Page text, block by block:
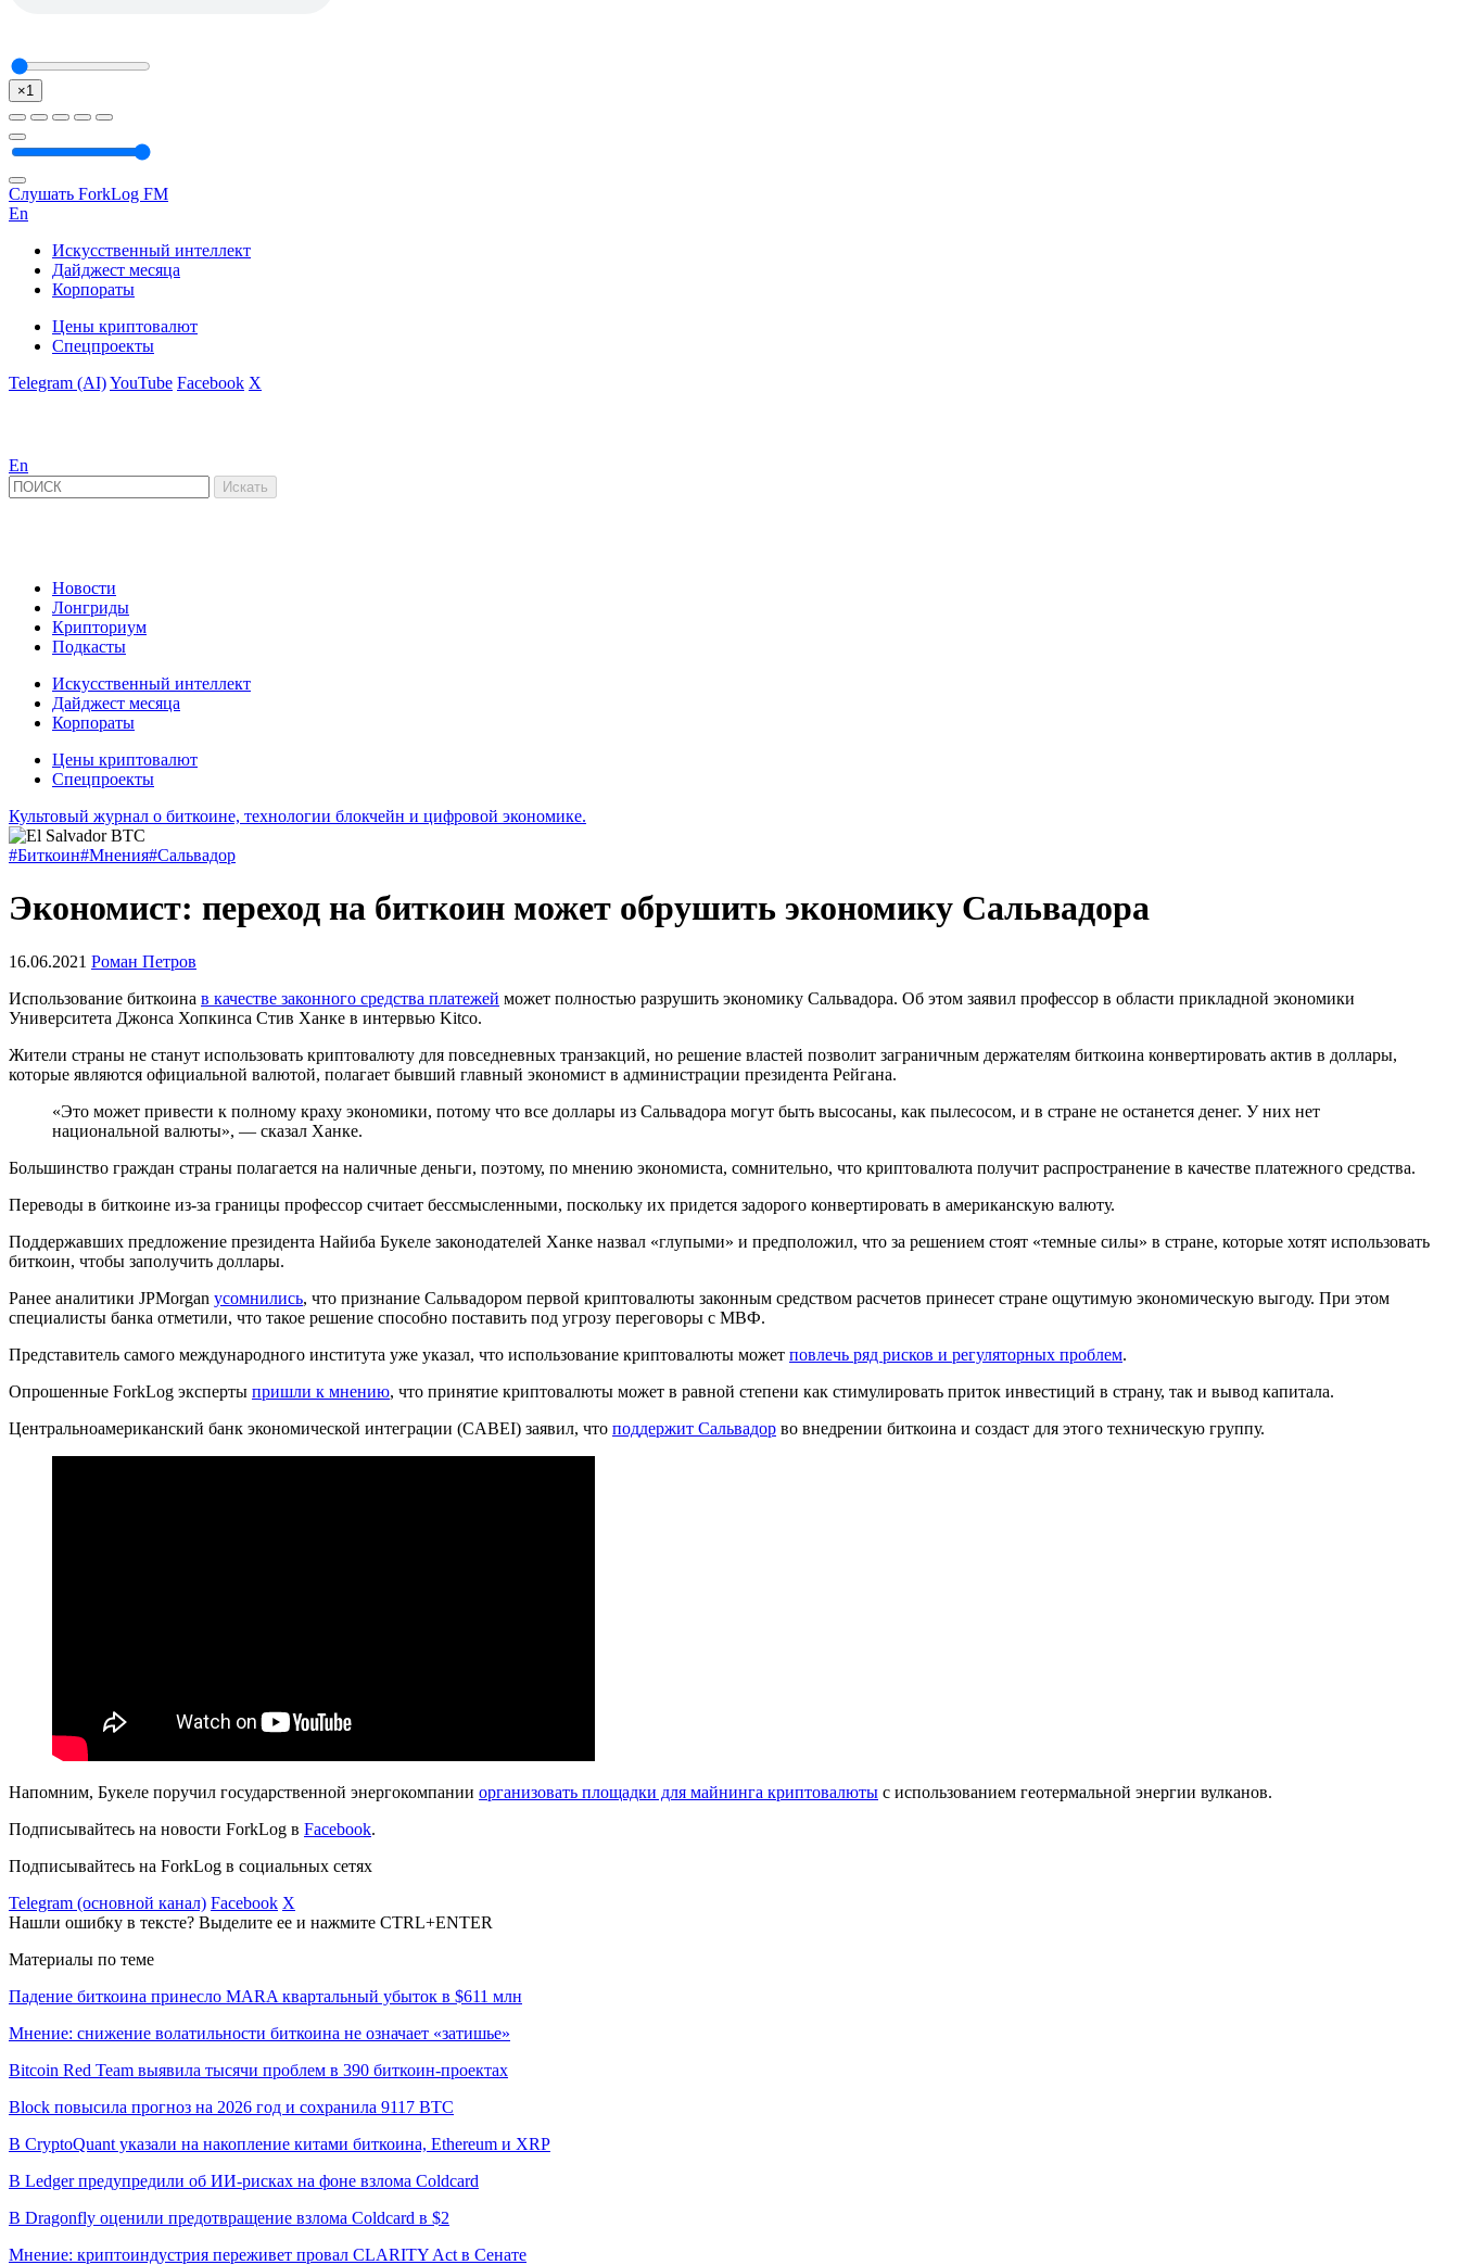
×1
Слушать ForkLog FM
En
Искусственный интеллект
Дайджест месяца
Корпораты
Цены криптовалют
Спецпроекты
Telegram (AI)YouTube Facebook X
En
Новости
Лонгриды
Крипториум
Подкасты
Искусственный интеллект
Дайджест месяца
Корпораты
Цены криптовалют
Спецпроекты
Культовый журнал о биткоине, технологии блокчейн и цифровой экономике.
#Биткоин#Мнения#Сальвадор
Экономист: переход на биткоин может обрушить экономику Сальвадора
16.06.2021 Роман Петров
Использование биткоина в качестве законного средства платежей может полностью разрушить экономику Сальвадора. Об этом заявил профессор в области прикладной экономики
Университета Джонса Хопкинса Стив Ханке в интервью Kitco.
Жители страны не станут использовать криптовалюту для повседневных транзакций, но решение властей позволит заграничным держателям биткоина конвертировать актив в доллары,
которые являются официальной валютой, полагает бывший главный экономист в администрации президента Рейгана.
«Это может привести к полному краху экономики, потому что все доллары из Сальвадора могут быть высосаны, как пылесосом, и в стране не останется денег. У них нет
национальной валюты», — сказал Ханке.
Большинство граждан страны полагается на наличные деньги, поэтому, по мнению экономиста, сомнительно, что криптовалюта получит распространение в качестве платежного средства.
Переводы в биткоине из-за границы профессор считает бессмысленными, поскольку их придется задорого конвертировать в американскую валюту.
Поддержавших предложение президента Найиба Букеле законодателей Ханке назвал «глупыми» и предположил, что за решением стоят «темные силы» в стране, которые хотят использовать
биткоин, чтобы заполучить доллары.
Ранее аналитики JPMorgan усомнились, что признание Сальвадором первой криптовалюты законным средством расчетов принесет стране ощутимую экономическую выгоду. При этом
специалисты банка отметили, что такое решение способно поставить под угрозу переговоры с МВФ.
Представитель самого международного института уже указал, что использование криптовалюты может повлечь ряд рисков и регуляторных проблем.
Опрошенные ForkLog эксперты пришли к мнению, что принятие криптовалюты может в равной степени как стимулировать приток инвестиций в страну, так и вывод капитала.
Центральноамериканский банк экономической интеграции (CABEI) заявил, что поддержит Сальвадор во внедрении биткоина и создаст для этого техническую группу.
Напомним, Букеле поручил государственной энергокомпании организовать площадки для майнинга криптовалюты с использованием геотермальной энергии вулканов.
Подписывайтесь на новости ForkLog в Facebook.
Подписывайтесь на ForkLog в социальных сетях
Telegram (основной канал) Facebook X
Нашли ошибку в тексте? Выделите ее и нажмите CTRL+ENTER
Материалы по теме
Падение биткоина принесло MARA квартальный убыток в $611 млн
Мнение: снижение волатильности биткоина не означает «затишье»
Bitcoin Red Team выявила тысячи проблем в 390 биткоин-проектах
Block повысила прогноз на 2026 год и сохранила 9117 BTC
В CryptoQuant указали на накопление китами биткоина, Ethereum и XRP
В Ledger предупредили об ИИ-рисках на фоне взлома Coldcard
В Dragonfly оценили предотвращение взлома Coldcard в $2
Мнение: криптоиндустрия переживет провал CLARITY Act в Сенате